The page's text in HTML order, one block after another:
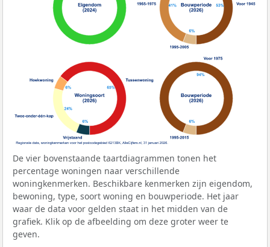
De vier bovenstaande taartdiagrammen tonen het
percentage woningen naar verschillende
woningkenmerken. Beschikbare kenmerken zijn eigendom,
bewoning, type, soort woning en bouwperiode. Het jaar
waar de data voor gelden staat in het midden van de
grafiek. Klik op de afbeelding om deze groter weer te
geven.